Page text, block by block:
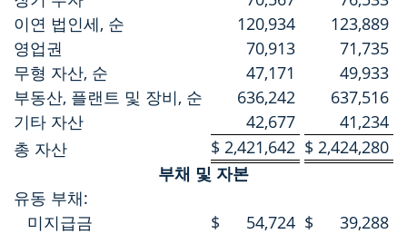
이연 법인세, 순
120,934
123,889
영업권
70,913
71,735
무형 자산, 순
47,171
49,933
부동산, 플랜트 및 장비, 순
636,242
637,516
기타 자산
42,677
41,234
총 자산
$ 2,421,642 $ 2,424,280
부채 및 자본
유동 부채:
미지급금
$ 54,724 $
39,288